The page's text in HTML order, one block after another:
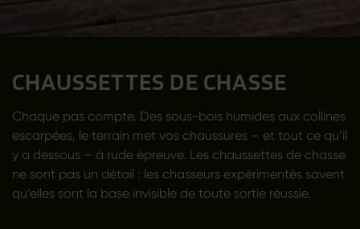
CHAUSSETTES DE CHASSE
Chaque pas compte. Des sous-bois humides aux collines
escarpées, le terrain met vos chaussures – et tout ce qu’il
y a dessous – à rude épreuve. Les chaussettes de chasse
ne sont pas un détail : les chasseurs expérimentés savent
qu’elles sont la base invisible de toute sortie réussie.